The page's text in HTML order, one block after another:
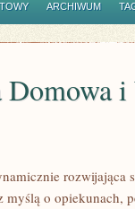
ARCHIWUM
Domowa
rozwijająca
myślą o opiekunach,